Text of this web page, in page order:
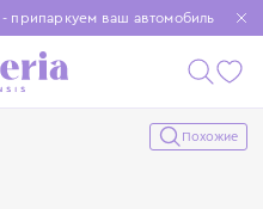
припаркуем ваш автомобиль
заказе от 15 000 ₽
покупки были еще удобнее
Похожие